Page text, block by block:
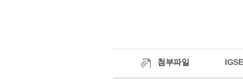
첨부파일